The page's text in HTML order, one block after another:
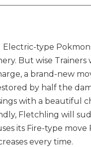
type
But wise
a brand-new
by half the
with a beautiful
Fletchling will
its Fire-type move
every time.